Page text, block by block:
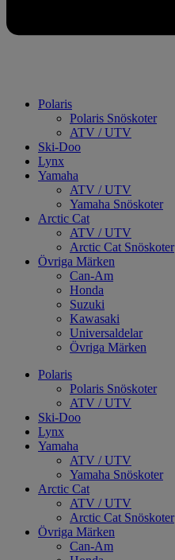
Polaris
Polaris Snöskoter
ATV / UTV
Ski-Doo
Lynx
Yamaha
ATV / UTV
Yamaha Snöskoter
Arctic Cat
ATV / UTV
Arctic Cat Snöskoter
Övriga Märken
Can-Am
Honda
Suzuki
Kawasaki
Universaldelar
Övriga Märken
Polaris
Polaris Snöskoter
ATV / UTV
Ski-Doo
Lynx
Yamaha
ATV / UTV
Yamaha Snöskoter
Arctic Cat
ATV / UTV
Arctic Cat Snöskoter
Övriga Märken
Can-Am